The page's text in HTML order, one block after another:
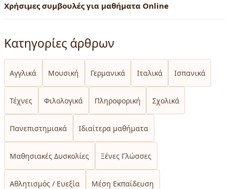
Χρήσιμες συμβουλές για μαθήματα Online
Κατηγορίες άρθρων
Αγγλικά Μουσική Γερμανικά Ιταλικά Ισπανικά
Τέχνες Φιλολογικά Πληροφορική Σχολικά
Πανεπιστημιακά Ιδιαίτερα μαθήματα
Μαθησιακές Δυσκολίες Ξένες Γλώσσες
Αθλητισμός / Ευεξία Μέση Εκπαίδευση